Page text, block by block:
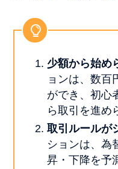
少額から始め
ョンは、数百
ができ、初心
ら取引を進め
取引ルールが
ションは、為
昇・下降を予